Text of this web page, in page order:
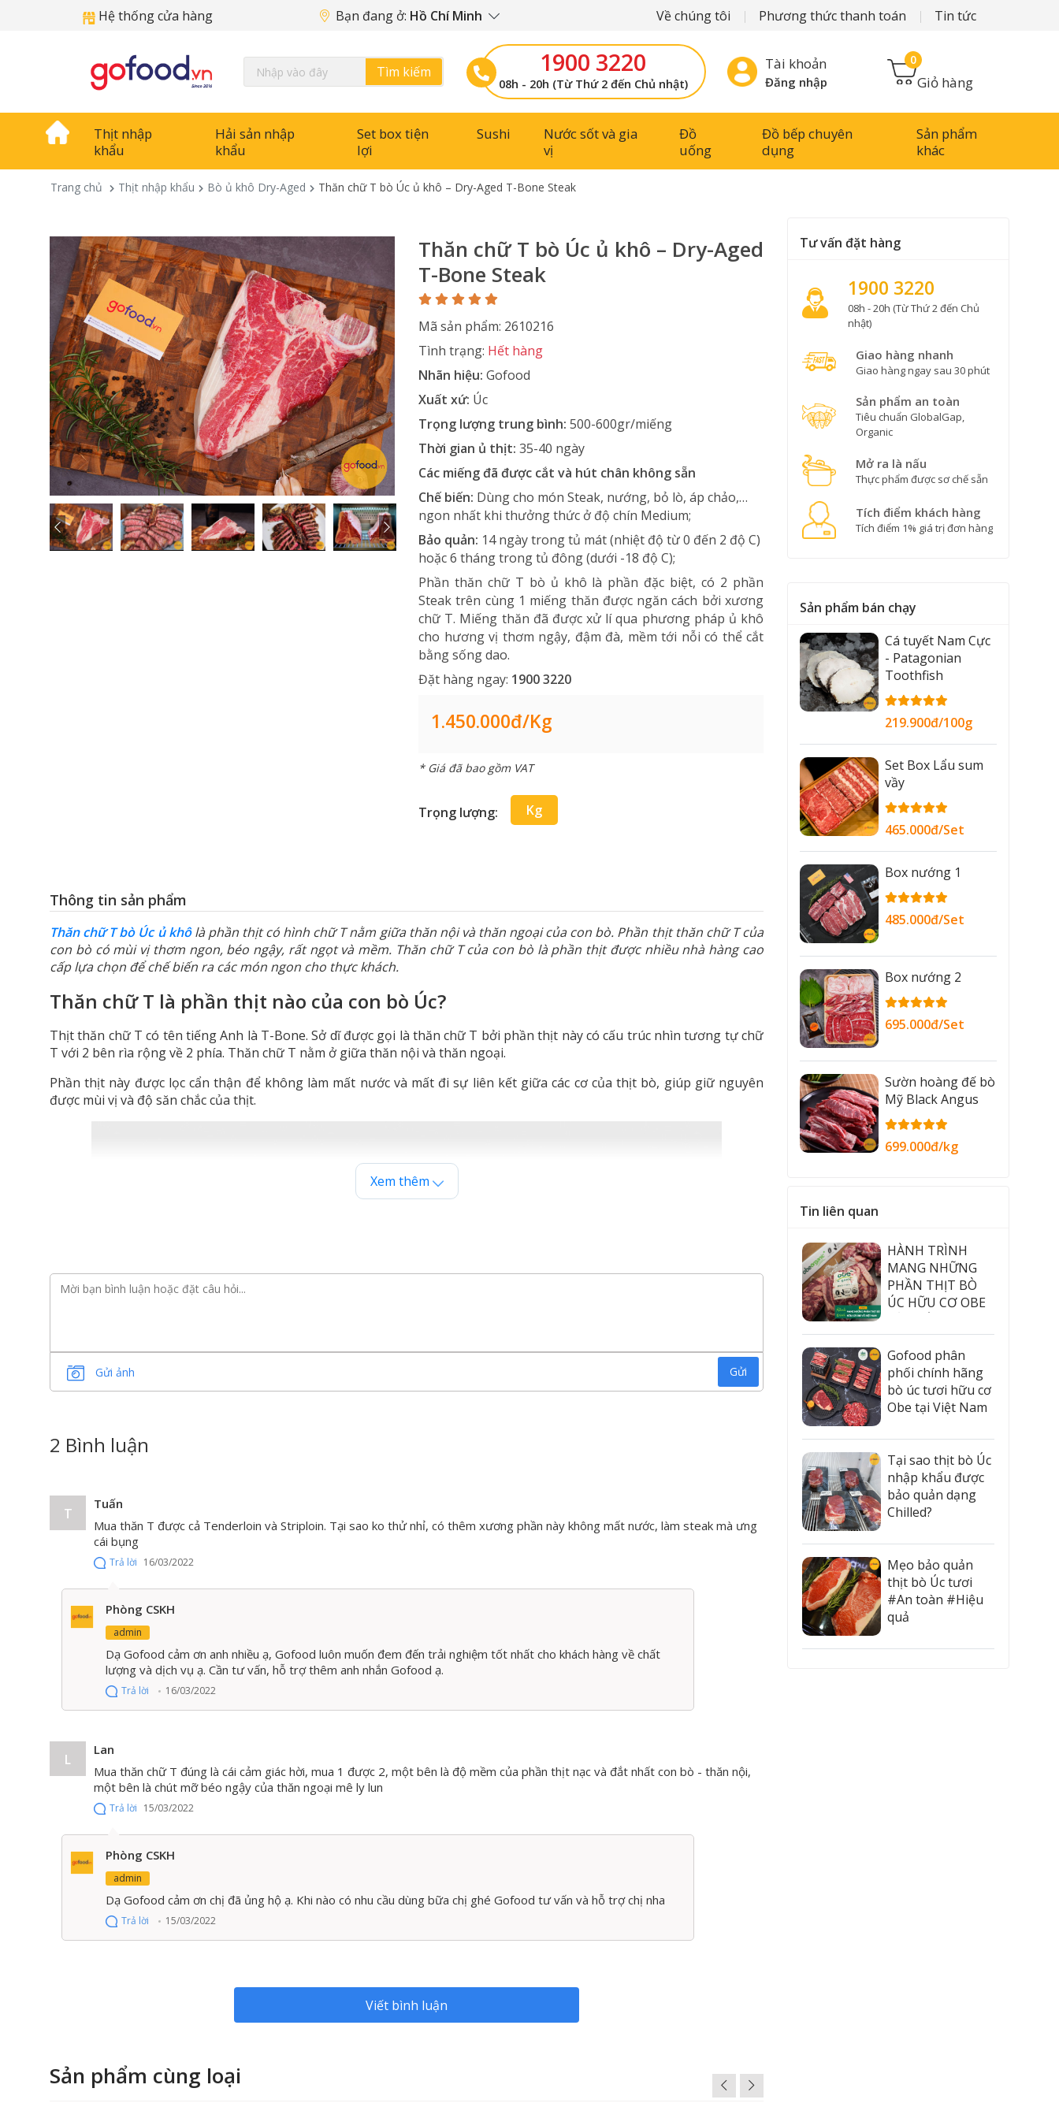
Hệ thống cửa hàng Bạn đang ở: Hồ Chí Minh Về chúng tôi Phương thức thanh toán Tin tức
Tìm kiếm 1900 3220
08h - 20h (Từ Thứ 2 đến Chủ nhật)
Tài khoản
Đăng nhập Giỏ hàng
0
Thịt nhập
khẩu
Hải sản nhập
khẩu
Set box tiện
lợi
Sushi
Nước sốt và gia
vị
Đồ
uống
Đồ bếp chuyên
dụng
Sản phẩm
khác
Trang chủ Thịt nhập khẩu Bò ủ khô Dry-Aged Thăn chữ T bò Úc ủ khô – Dry-Aged T-Bone Steak
Thăn chữ T bò Úc ủ khô – Dry-Aged
T-Bone Steak
Mã sản phẩm: 2610216
Tình trạng: Hết hàng
Nhãn hiệu: Gofood
Xuất xứ: Úc
Trọng lượng trung bình: 500-600gr/miếng
Thời gian ủ thịt: 35-40 ngày
Các miếng đã được cắt và hút chân không sẵn
Chế biến: Dùng cho món Steak, nướng, bỏ lò, áp chảo,…
ngon nhất khi thưởng thức ở độ chín Medium;
Bảo quản: 14 ngày trong tủ mát (nhiệt độ từ 0 đến 2 độ C)
hoặc 6 tháng trong tủ đông (dưới -18 độ C);
Phần thăn chữ T bò ủ khô là phần đặc biệt, có 2 phần
Steak trên cùng 1 miếng thăn được ngăn cách bởi xương
chữ T. Miếng thăn đã được xử lí qua phương pháp ủ khô
cho hương vị thơm ngậy, đậm đà, mềm tới nỗi có thể cắt
bằng sống dao.
Đặt hàng ngay: 1900 3220
1.450.000đ/kg
* Giá đã bao gồm VAT
Trọng lượng: Kg
Thông tin sản phẩm
Thăn chữ T bò Úc ủ khôlà phần thịt có hình chữ T nằm giữa thăn nội và thăn ngoại của con bò. Phần thịt thăn chữ T của
con bò có mùi vị thơm ngon, béo ngậy, rất ngọt và mềm. Thăn chữ T của con bò là phần thịt được nhiều nhà hàng cao
cấp lựa chọn để chế biến ra các món ngon cho thực khách.
Thăn chữ T là phần thịt nào của con bò Úc?
Thịt thăn chữ T có tên tiếng Anh là T-Bone. Sở dĩ được gọi là thăn chữ T bởi phần thịt này có cấu trúc nhìn tương tự chữ
T với 2 bên rìa rộng về 2 phía. Thăn chữ T nằm ở giữa thăn nội và thăn ngoại.
Phần thịt này được lọc cẩn thận để không làm mất nước và mất đi sự liên kết giữa các cơ của thịt bò, giúp giữ nguyên
được mùi vị và độ săn chắc của thịt.
Thịt thăn chữ T có mùi vị thơm ngon nhất khi được chế biến ở độ chín Medium. Cũng chính bởi đặc trưng của thịt chữ T
là nằm giữa thăn nội và thăn ngoại nên thịt vừa mềm, ngọt, cấu trúc thịt chắc và khi ăn tạo cảm giác thơm ngon khó
cưỡng.
Tại các nhà hàng sang trọng, thăn chữ T thường có giá rất cao và được dùng cho các món ăn hảo hạng nhất.
Steak từ thăn chữ T bò Úc ủ khô luôn được yêu thích tại các nhà hàng sang trọng
Xem thêm
Gửi ảnh Gửi
2 Bình luận
T
Tuấn
Mua thăn T được cả Tenderloin và Striploin. Tại sao ko thử nhỉ, có thêm xương phần này không mất nước, làm steak mà ưng
cái bụng
Trả lời 16/03/2022
Phòng CSKH
admin
Dạ Gofood cảm ơn anh nhiều ạ, Gofood luôn muốn đem đến trải nghiệm tốt nhất cho khách hàng về chất
lượng và dịch vụ ạ. Cần tư vấn, hỗ trợ thêm anh nhắn Gofood ạ.
Trả lời 16/03/2022
L
Lan
Mua thăn chữ T đúng là cái cảm giác hời, mua 1 được 2, một bên là độ mềm của phần thịt nạc và đắt nhất con bò - thăn nội,
một bên là chút mỡ béo ngậy của thăn ngoại mê ly lun
Trả lời 15/03/2022
Phòng CSKH
admin
Dạ Gofood cảm ơn chị đã ủng hộ ạ. Khi nào có nhu cầu dùng bữa chị ghé Gofood tư vấn và hỗ trợ chị nha
Trả lời 15/03/2022
Viết bình luận
Sản phẩm cùng loại
Tư vấn đặt hàng
1900 3220
08h - 20h (Từ Thứ 2 đến Chủ
nhật)
Giao hàng nhanh
Giao hàng ngay sau 30 phút
Sản phẩm an toàn
Tiêu chuẩn GlobalGap,
Organic
Mở ra là nấu
Thực phẩm được sơ chế sẵn
Tích điểm khách hàng
Tích điểm 1% giá trị đơn hàng
Sản phẩm bán chạy
Cá tuyết Nam Cực
- Patagonian
Toothfish
219.900đ/100g
Set Box Lẩu sum
vầy
465.000đ/Set
Box nướng 1
485.000đ/Set
Box nướng 2
695.000đ/Set
Sườn hoàng đế bò
Mỹ Black Angus
699.000đ/kg
Tin liên quan
HÀNH TRÌNH
MANG NHỮNG
PHẦN THỊT BÒ
ÚC HỮU CƠ OBE
GOFOOD
Gofood phân
phối chính hãng
bò úc tươi hữu cơ
Obe tại Việt Nam
Tại sao thịt bò Úc
nhập khẩu được
bảo quản dạng
Chilled?
Mẹo bảo quản
thịt bò Úc tươi
#An toàn #Hiệu
quả